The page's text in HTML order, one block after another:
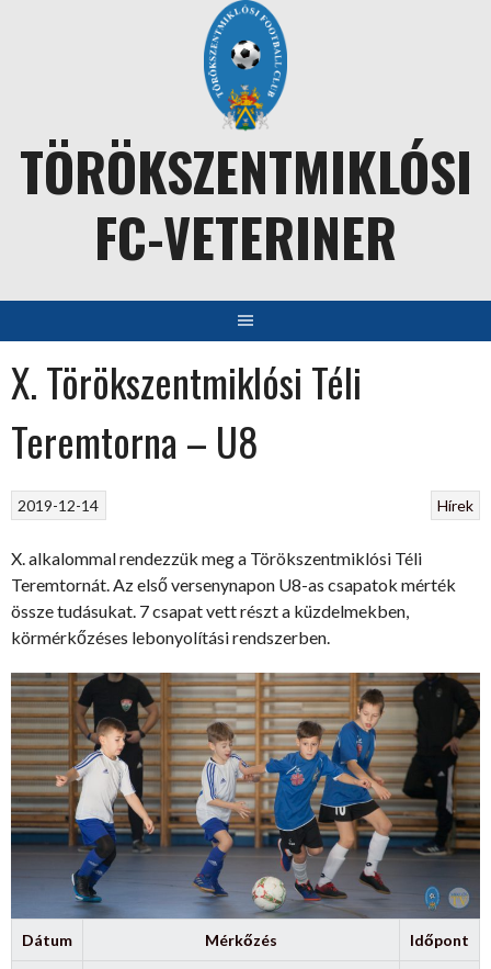
TÖRÖKSZENTMIKLÓSI
FC-VETERINER
X. Törökszentmiklósi Téli
Teremtorna – U8
Hírek
2019-12-14
X. alkalommal rendezzük meg a Törökszentmiklósi Téli
Teremtornát. Az első versenynapon U8-as csapatok mérték
össze tudásukat. 7 csapat vett részt a küzdelmekben,
körmérkőzéses lebonyolítási rendszerben.
Dátum Mérkőzés Időpont